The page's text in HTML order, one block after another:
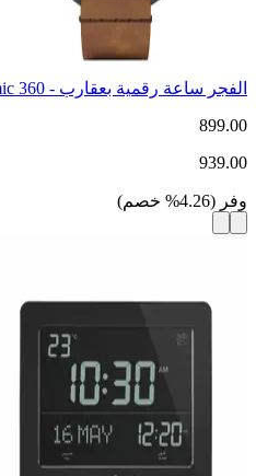
الفجر ساعة رقمية بعقارب - WH-24 - Dynamic 360
899.00
939.00
وفر (
4.26
% خصم)